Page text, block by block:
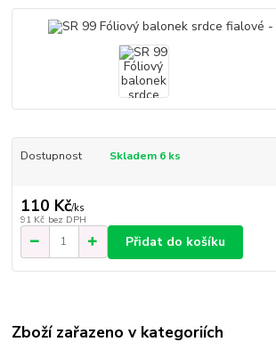
Dostupnost Skladem 6 ks
110 Kč/ks
91 Kč bez DPH
Přidat do košíku
Zboží zařazeno v kategoriích